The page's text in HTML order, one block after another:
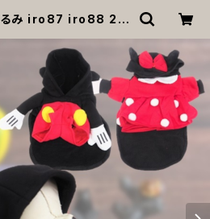
るみ iro87 iro88 2足
衣装 仮装 変身 ハロウィ
ア dog 犬 猫 ペット 服
服 猫の服 洋服 小型犬
換不可 | MOANA